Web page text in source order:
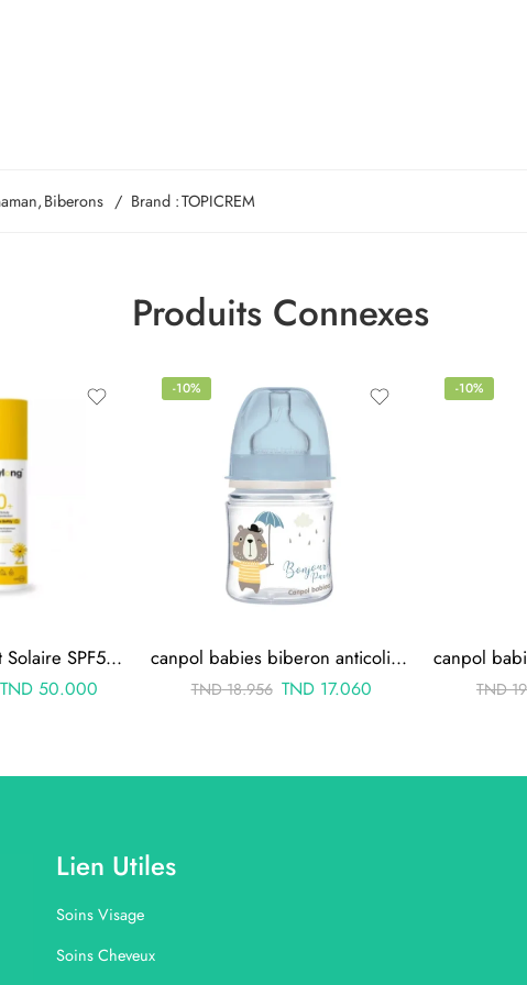
,Biberons Brand :TOPICREM
Produits Connexes
Daylong Kids Lait Solaire SPF50+ 150ml (date 11-2025)
TND50.000
-10%
canpol babies biberon anticolique col large bleu bonjour paris 120ml pp
TND18.956 TND17.060
-10%
TND
Lien Utiles
Soins Visage
Soins Cheveux